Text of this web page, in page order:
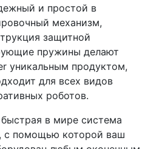
и простой в
механизм,
защитной
пружины делают
уникальным продуктом,
для всех видов
роботов.
в мире система
с помощью которой ваш